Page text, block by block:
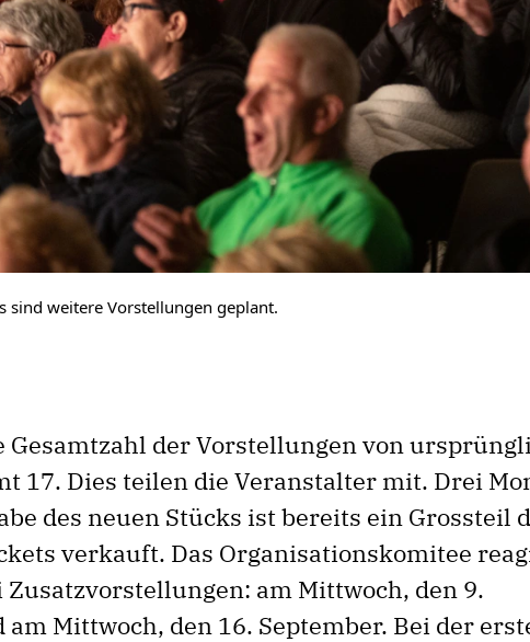
sind weitere Vorstellungen geplant.
Gesamtzahl der Vorstellungen von
17. Dies teilen die Veranstalter mit. Drei
des neuen Stücks ist bereits ein Grossteil
verkauft. Das Organisationskomitee
am Mittwoch, den 9.
am Mittwoch, den 16. September. Bei der